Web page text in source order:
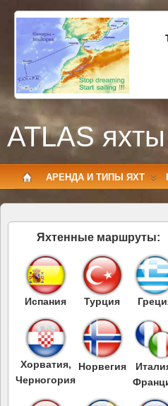
ATLAS
АРЕНДА И ТИПЫ ЯХТ
Яхтенные маршруты:
Испания Турция
Хорватия,
Черногория
Норвегия